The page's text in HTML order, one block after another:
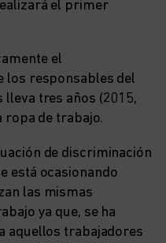
el primer
el
los responsables del
lleva tres años (2015,
ropa de trabajo.
de discriminación
está ocasionando
las mismas
ya que, se ha
aquellos trabajadores